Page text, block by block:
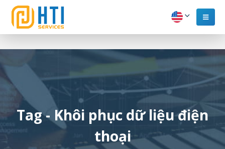
Tag - Khôi phục dữ liệu điện
thoại